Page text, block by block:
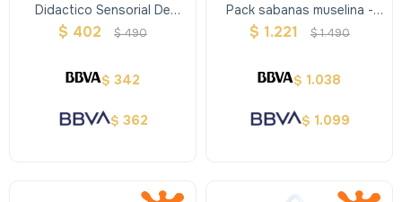
Didactico Sensorial De
Silicona- Molarstoys
$ 402 $490
$ 342
$ 362
Pack sabanas muselina -
Unico
$ 1.221 $1.490
$ 1.038
$ 1.099